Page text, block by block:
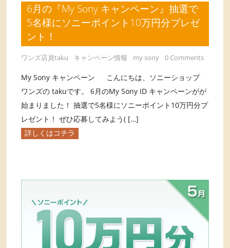
6月の『My Sony キャンペーン』抽選で
5名様にソニーポイント10万円分プレゼ
ント！
ワンズ店員taku キャンペーン情報 my sony 0 Comments
My Sony キャンペーン こんにちは、ソニーショップ
ワンズの takuです。 6月のMy Sony ID キャンペーンがが
始まりました！ 抽選で5名様にソニーポイント10万円分プ
レゼント！ ぜひ応募してみよう( […]
詳しくはコチラ